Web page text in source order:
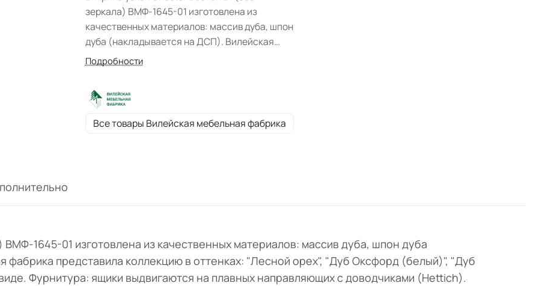
зеркала) ВМФ-1645-01 изготовлена из
качественных материалов: массив дуба, шпон
дуба (накладывается на ДСП). Вилейская
мебельная фабрика представила коллекцию в
(белый)", "Дуб Бостон (темный)".
Поставляется в собранном виде. Фурнитура:
ящики выдвигаются на плавных
направляющих с доводчиками (Hettich).
Подробности
Все товары Вилейская мебельная фабрика
ВМФ-1645-01 изготовлена из качественных материалов: массив дуба, шпон дуба
представила коллекцию в оттенках: "Лесной орех", "Дуб Оксфорд (белый)", "Дуб
Фурнитура: ящики выдвигаются на плавных направляющих с доводчиками (Hettich).